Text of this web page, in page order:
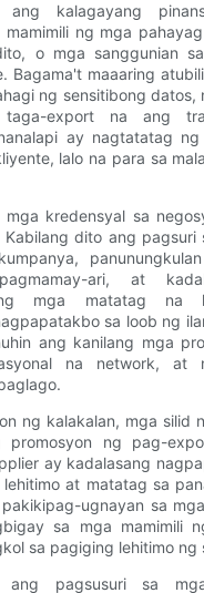
ang kalagayang
ng mga
o mga sanggunian
Bagama't maaaring
ng sensitibong datos,
taga-export na ang
ay nagtatatag
lalo na para sa
mga kredensyal sa
Kabilang dito ang pagsuri
ari, at
mga matatag na
sa loob ng
ang kanilang mga
na network, at
ng kalakalan, mga silid
promosyon ng pag-
ay kadalasang
at matatag sa
ugnayan sa
sa mga mamimili
sa pagiging lehitimo ng
pagsusuri sa